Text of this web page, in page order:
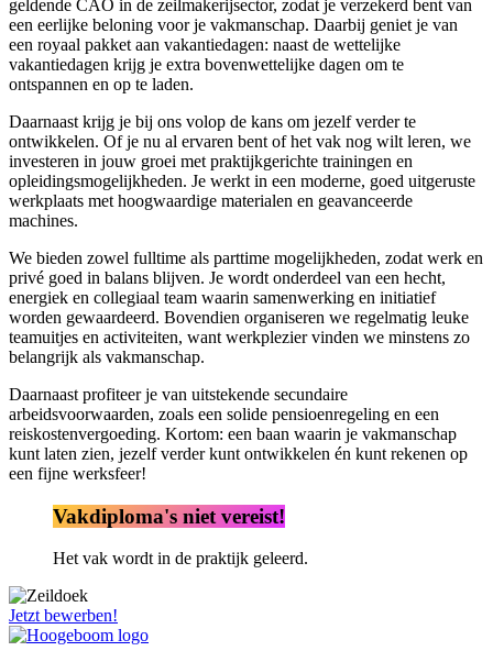
geldende CAO in de zeilmakerijsector, zodat je verzekerd bent van
een eerlijke beloning voor je vakmanschap. Daarbij geniet je van
een royaal pakket aan vakantiedagen: naast de wettelijke
vakantiedagen krijg je extra bovenwettelijke dagen om te
ontspannen en op te laden.
Daarnaast krijg je bij ons volop de kans om jezelf verder te
ontwikkelen. Of je nu al ervaren bent of het vak nog wilt leren, we
investeren in jouw groei met praktijkgerichte trainingen en
opleidingsmogelijkheden. Je werkt in een moderne, goed uitgeruste
werkplaats met hoogwaardige materialen en geavanceerde
machines.
We bieden zowel fulltime als parttime mogelijkheden, zodat werk en
privé goed in balans blijven. Je wordt onderdeel van een hecht,
energiek en collegiaal team waarin samenwerking en initiatief
worden gewaardeerd. Bovendien organiseren we regelmatig leuke
teamuitjes en activiteiten, want werkplezier vinden we minstens zo
belangrijk als vakmanschap.
Daarnaast profiteer je van uitstekende secundaire
arbeidsvoorwaarden, zoals een solide pensioenregeling en een
reiskostenvergoeding. Kortom: een baan waarin je vakmanschap
kunt laten zien, jezelf verder kunt ontwikkelen én kunt rekenen op
een fijne werksfeer!
Vakdiploma's niet vereist!
Het vak wordt in de praktijk geleerd.
Jetzt bewerben!